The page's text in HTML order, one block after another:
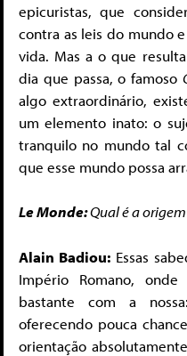
epicuristas, que
contra as leis do mundo
vida. Mas a o que
dia que passa, o famoso
algo extraordinário,
um elemento inato: o
tranquilo no mundo tal
que esse mundo possa
Le Monde:Qual é a origem
Alain Badiou:Essas
Império Romano,
bastante com a
oferecendo pouca
orientação